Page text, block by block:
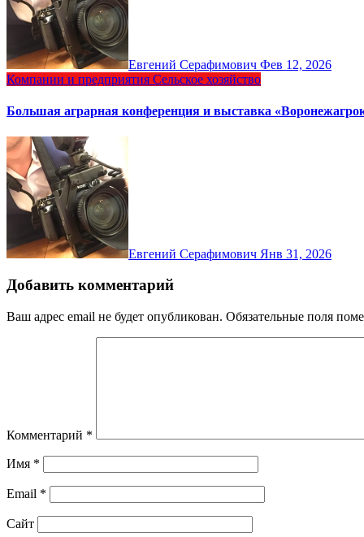
Евгений Серафимович Фев 12, 2026
Компании и предприятия Сельское хозяйство
Большая аграрная конференция и выставка
Евгений Серафимович Янв 31, 2026
Добавить комментарий
Ваш адрес email не будет опубликован. Обязательные поля
Комментарий *
Имя *
Email *
Сайт